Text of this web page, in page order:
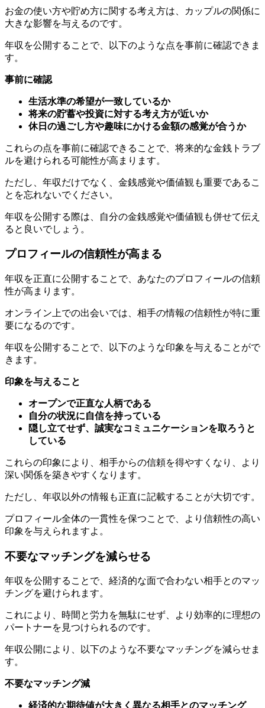
お金の使い方や貯め方に関する考え方は、カップルの関係に
大きな影響を与えるのです。
年収を公開することで、以下のような点を事前に確認できま
す。
事前に確認
生活水準の希望が一致しているか
将来の貯蓄や投資に対する考え方が近いか
休日の過ごし方や趣味にかける金額の感覚が合うか
これらの点を事前に確認できることで、将来的な金銭トラブ
ルを避けられる可能性が高まります。
ただし、年収だけでなく、金銭感覚や価値観も重要であるこ
とを忘れないでください。
年収を公開する際は、自分の金銭感覚や価値観も併せて伝え
ると良いでしょう。
プロフィールの信頼性が高まる
年収を正直に公開することで、あなたのプロフィールの信頼
性が高まります。
オンライン上での出会いでは、相手の情報の信頼性が特に重
要になるのです。
年収を公開することで、以下のような印象を与えることがで
きます。
印象を与えること
オープンで正直な人柄である
自分の状況に自信を持っている
隠し立てせず、誠実なコミュニケーションを取ろうと
している
これらの印象により、相手からの信頼を得やすくなり、より
深い関係を築きやすくなります。
ただし、年収以外の情報も正直に記載することが大切です。
プロフィール全体の一貫性を保つことで、より信頼性の高い
印象を与えられますよ。
不要なマッチングを減らせる
年収を公開することで、経済的な面で合わない相手とのマッ
チングを避けられます。
これにより、時間と労力を無駄にせず、より効率的に理想の
パートナーを見つけられるのです。
年収公開により、以下のような不要なマッチングを減らせま
す。
不要なマッチング減
経済的な期待値が大きく異なる相手とのマッチング